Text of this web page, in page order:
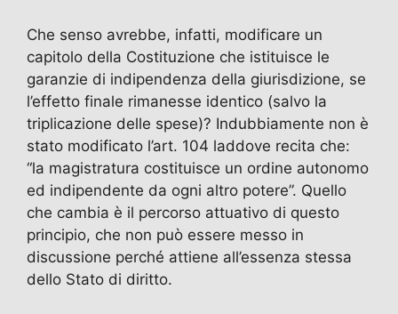
Che senso avrebbe, infatti, modificare un
capitolo della Costituzione che istituisce le
garanzie di indipendenza della giurisdizione, se
l’effetto finale rimanesse identico (salvo la
triplicazione delle spese)? Indubbiamente non è
stato modificato l’art. 104 laddove recita che:
“la magistratura costituisce un ordine autonomo
ed indipendente da ogni altro potere”. Quello
che cambia è il percorso attuativo di questo
principio, che non può essere messo in
discussione perché attiene all’essenza stessa
dello Stato di diritto.